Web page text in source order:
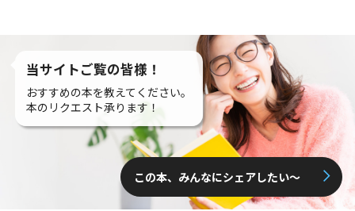
当サイトご覧の皆様！
おすすめの本を教えてください。
本のリクエスト承ります！
この本、みんなにシェアしたい〜